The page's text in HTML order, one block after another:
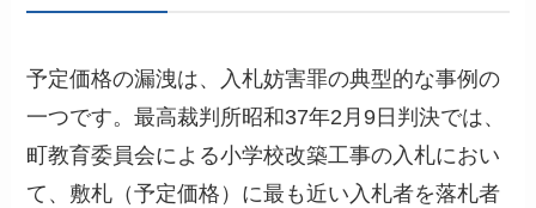
予定価格の漏洩は、入札妨害罪の典型的な事例の
一つです。最高裁判所昭和37年2月9日判決では、
町教育委員会による小学校改築工事の入札におい
て、敷札（予定価格）に最も近い入札者を落札者